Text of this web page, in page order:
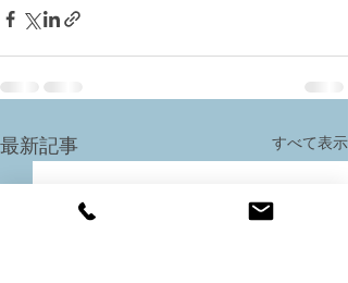
最新記事 すべて表示